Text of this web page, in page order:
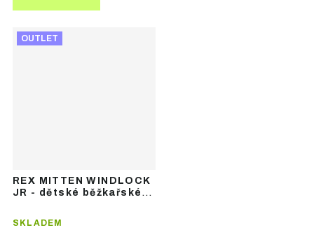
OUTLET
REX MITTEN WINDLOCK
JR - dětské běžkařské
SKLADEM